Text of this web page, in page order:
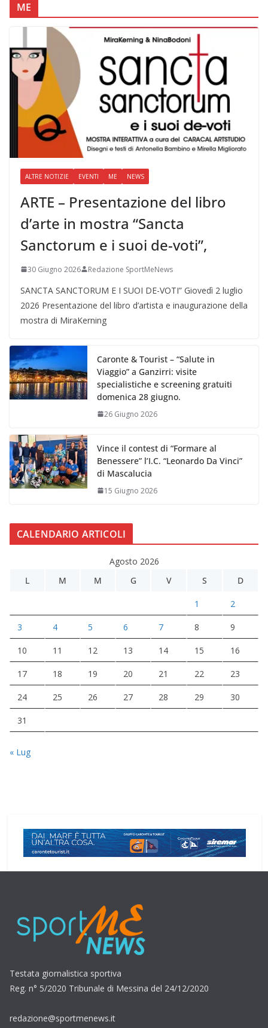
ME
ALTRE NOTIZIE EVENTI ME NEWS
ARTE – Presentazione del libro
d’arte in mostra “Sancta
Sanctorum e i suoi de-voti”,
30 Giugno 2026 Redazione SportMeNews
SANCTA SANCTORUM E I SUOI DE-VOTI” Giovedì 2 luglio
2026 Presentazione del libro d’artista e inaugurazione della
mostra di MiraKerning
Caronte & Tourist – “Salute in
Viaggio” a Ganzirri: visite
specialistiche e screening gratuiti
domenica 28 giugno.
26 Giugno 2026
Vince il contest di “Formare al
Benessere” l’I.C. “Leonardo Da Vinci”
di Mascalucia
15 Giugno 2026
CALENDARIO ARTICOLI
Agosto 2026
L
M M G V S D
1 2
3 4 5 6 7 8 9
10 11 12 13 14 15 16
17 18 19 20 21 22 23
24 25 26 27 28 29 30
31
« Lug
Testata giornalistica sportiva
Reg. n° 5/2020 Tribunale di Messina del 24/12/2020
redazione@sportmenews.it